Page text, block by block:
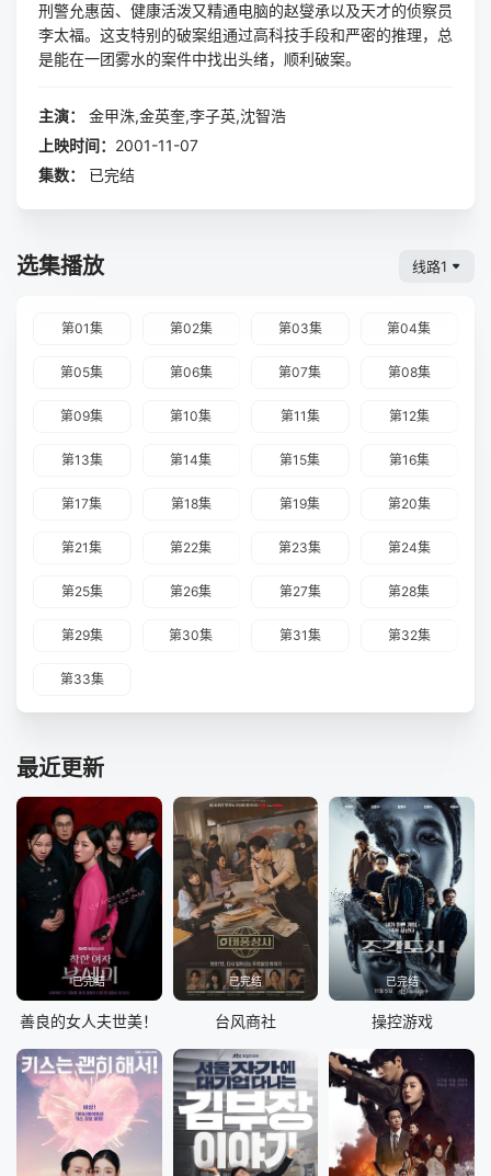
刑警允惠茵、健康活泼又精通电脑的赵燮承以及天才的侦察员
李太福。这支特别的破案组通过高科技手段和严密的推理，总
是能在一团雾水的案件中找出头绪，顺利破案。
主演：
金甲洙,金英奎,李子英,沈智浩
上映时间： 2001-11-07
集数：
已完结
选集播放 线路1
第01集 第02集 第03集 第04集
第05集 第06集 第07集 第08集
第09集 第10集 第11集 第12集
第13集 第14集 第15集 第16集
第17集 第18集 第19集 第20集
第21集 第22集 第23集 第24集
第25集 第26集 第27集 第28集
第29集 第30集 第31集 第32集
第33集
最近更新
已完结
善良的女人夫世美！
已完结
台风商社
已完结
操控游戏